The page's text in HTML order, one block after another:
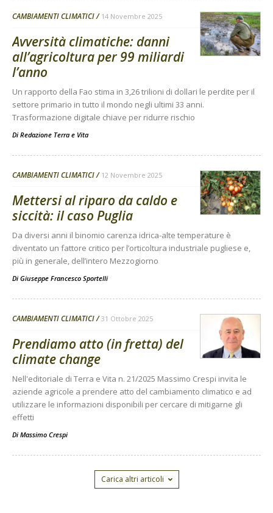
CAMBIAMENTI CLIMATICI 14 Novembre 2025
Avversità climatiche: danni
all’agricoltura per 99 miliardi
l’anno
Un rapporto della Fao stima in 3,26 trilioni di dollari le perdite per il
settore primario in tutto il mondo negli ultimi 33 anni.
Trasformazione digitale chiave per ridurre rischio
Di Redazione Terra e Vita
CAMBIAMENTI CLIMATICI 12 Novembre 2025
Mettersi al riparo da caldo e
siccità: il caso Puglia
Da diversi anni il binomio carenza idrica-alte temperature è
diventato un fattore critico per l’orticoltura industriale pugliese e,
più in generale, dell’intero Mezzogiorno
Di Giuseppe Francesco Sportelli
CAMBIAMENTI CLIMATICI 31 Ottobre 2025
Prendiamo atto (in fretta) del
climate change
Nell'editoriale di Terra e Vita n. 21/2025 Massimo Crespi invita le
aziende agricole a prendere atto del cambiamento climatico e ad
utilizzare le informazioni disponibili per cercare di mitigarne gli
effetti
Di Massimo Crespi
Carica altri articoli